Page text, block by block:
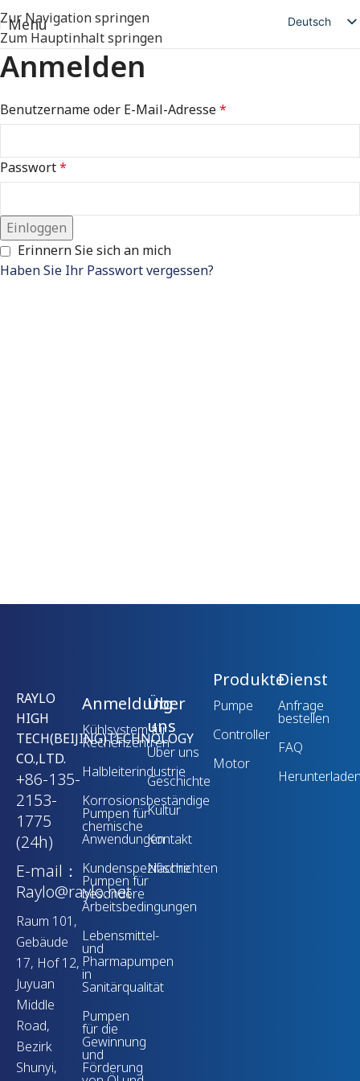
Zur Navigation springen
Zum Hauptinhalt springen
Menü
Deutsch
English
Русский
Español
العربية
Anmelden
Benutzername oder E-Mail-Adresse*
Passwort*
Einloggen
Haben Sie Ihr Passwort vergessen?
Erinnern Sie sich an mich
RAYLO
HIGH
TECH(BEIJING)TECHNOLOGY
CO.,LTD.
+86-135-
2153-
1775
(24h)
E-mail：
Raylo@raylo.net
Raum 101,
Gebäude
17, Hof 12,
Juyuan
Middle
Road,
Bezirk
Shunyi,
Anmeldung
Kühlsystem für
Rechenzentren
Halbleiterindustrie
Korrosionsbeständige
Pumpen für
chemische
Anwendungen
Kundenspezifische
Pumpen für
besondere
Arbeitsbedingungen
Lebensmittel-
und
Pharmapumpen
in
Sanitärqualität
Pumpen
für die
Gewinnung
und
Förderung
Über
uns
Über uns
Geschichte
Kultur
Kontakt
Nachrichten
Produkte
Pumpe
Controller
Motor
Dienst
Anfrage
bestellen
FAQ